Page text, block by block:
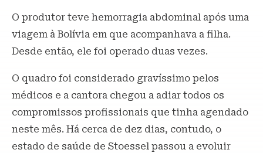
O produtor teve hemorragia abdominal após uma
viagem à Bolívia em que acompanhava a filha.
Desde então, ele foi operado duas vezes.
O quadro foi considerado gravíssimo pelos
médicos e a cantora chegou a adiar todos os
compromissos profissionais que tinha agendado
neste mês. Há cerca de dez dias, contudo, o
estado de saúde de Stoessel passou a evoluir